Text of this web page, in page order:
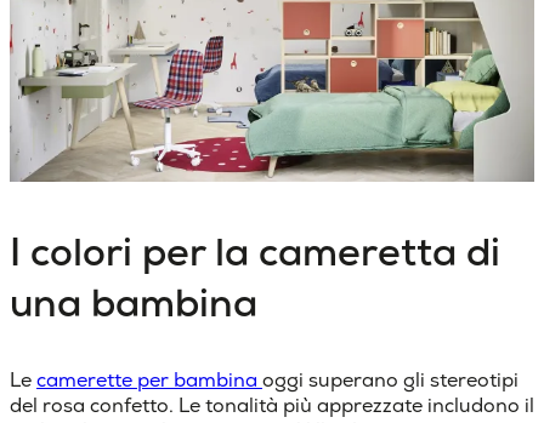
I colori per la cameretta di
una bambina
Lecamerette per bambina oggi superano gli stereotipi
del rosa confetto. Le tonalità più apprezzate includono il